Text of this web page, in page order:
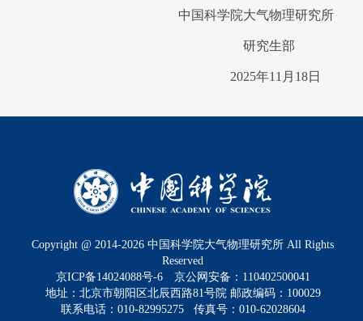
中国科学院大气物理研究所
研究生部
2025年11月18日
Copyright @ 2014-2026 中国科学院大气物理研究所 All Rights
Reserved
京ICP备14024088号-6
京公网安备：110402500041
地址：北京市朝阳区北辰西路81号院 邮政编码：100029
联系电话：010-82995275 传真号：010-62028604